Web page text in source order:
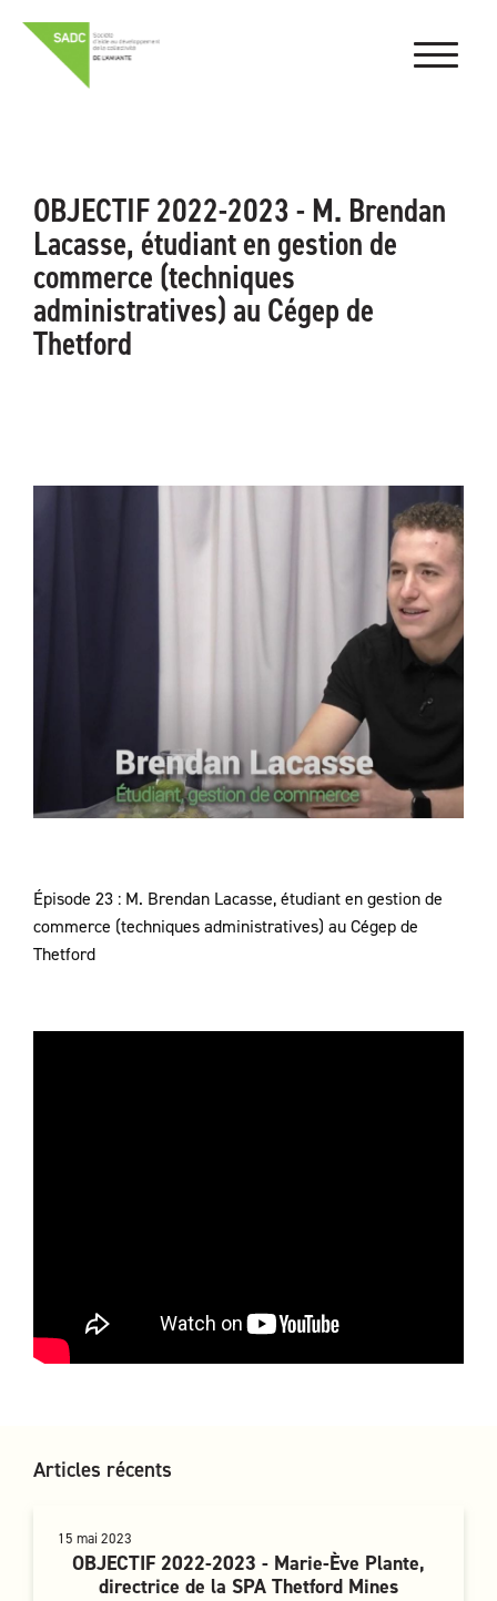
OBJECTIF 2022-2023 - M. Brendan
Lacasse, étudiant en gestion de
commerce (techniques
administratives) au Cégep de
Thetford
Épisode 23 : M. Brendan Lacasse,étudiant en gestion de
commerce (techniques administratives) au Cégep de
Thetford
Articles récents
15 mai 2023
OBJECTIF 2022-2023 - Marie-Ève Plante,
directrice de la SPA Thetford Mines